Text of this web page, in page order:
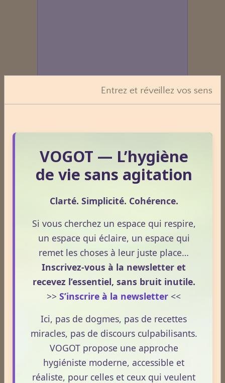
Le Frêne commun
Le Sens des Maux
Odeurs corporelles et transpiration.
Entrez et réveillez vos sens
VOGOT — L’hygiène
de vie sans agitation
Clarté. Simplicité. Cohérence.
Si vous cherchez un espace qui respire,
un espace qui éclaire, un espace qui
remet les choses à leur juste place…
Inscrivez-vous à la newsletter et
recevez l’essentiel, sans bruit inutile.
>> S’inscrire à la newsletter <<
Ici, pas de dogmes, pas de recettes
miracles, pas de discours culpabilisants.
VOGOT propose une approche
hygiéniste moderne, accessible et
réaliste, pour celles et ceux qui veulent